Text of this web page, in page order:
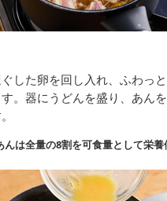
した卵を回し入れ、ふわっ
。器にうどんを盛り、あん
んは全量の8割を可食量として栄養